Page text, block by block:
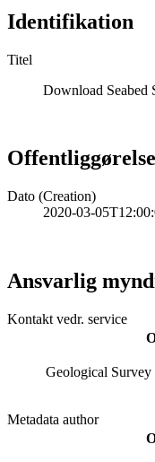
Identifikation
Titel
Download Seabed
Dato (Creation)
2020-03-
Ansvarlig
Kontakt vedr. service
Geological
Metadata author